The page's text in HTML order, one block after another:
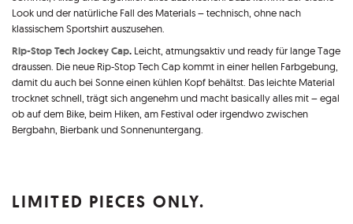
Look und der natürliche Fall des Materials – technisch, ohne nach
klassischem Sportshirt auszusehen.
Rip-Stop Tech Jockey Cap. Leicht, atmungsaktiv und ready für lange Tage
draussen. Die neue Rip-Stop Tech Cap kommt in einer hellen Farbgebung,
damit du auch bei Sonne einen kühlen Kopf behältst. Das leichte Material
trocknet schnell, trägt sich angenehm und macht basically alles mit – egal
ob auf dem Bike, beim Hiken, am Festival oder irgendwo zwischen
Bergbahn, Bierbank und Sonnenuntergang.
LIMITED PIECES ONLY.